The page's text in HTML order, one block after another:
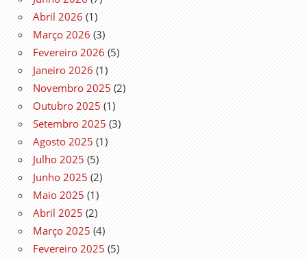
Abril 2026 (1)
Março 2026 (3)
Fevereiro 2026 (5)
Janeiro 2026 (1)
Novembro 2025 (2)
Outubro 2025 (1)
Setembro 2025 (3)
Agosto 2025 (1)
Julho 2025 (5)
Junho 2025 (2)
Maio 2025 (1)
Abril 2025 (2)
Março 2025 (4)
Fevereiro 2025 (5)